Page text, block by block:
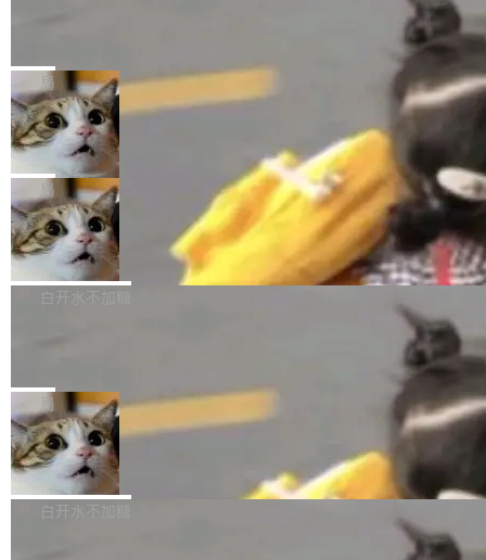
Harness 负责把能力落到真实环境中——调用工
具、读写文件、管理上下文、处理错误、完成闭
环。崔添翼招人的标...
理解、推理、生成与编辑，还仅以 8B-MoT 的轻
量大小，将能力推进到4K、更精细的真实质感、
更复杂的视觉控制和可持续迭代编辑。 相比 U
1，U1.5-Lite-Preview 在以下方向上带来了显著
提升： 原生支持4K图像生成； 更精细的局部纹
理、细节与真实世界质感； 更准确的中英文文字
生成与复杂版式组织； 更稳定的图...
nap。这次是 hwctl——一个用来检查 Ubuntu
硬件认证状态的命令行工具。 Canonical 工程师
Alan Griffiths 在邮件列表中说得很直白：「hwc
tl 是一个 Ubuntu 专有的包，它和它的依赖项都
是 Ubuntu 专有的，不会用在其他发行版上。」
所以 deb 版本的受众实际上为零。既然只有 Ub
untu 用户在用，那用 snap 打包就没什么可纠结
的。 从 deb 到 snap 的迁移路径 hwctl 是 rust-
hwlib 硬件 API 库的一部分，命令行工具负责查
局
Dario Amodei 担心新人来 Anthropic
只为金钱，不为使命
顶级 AI 研究员在两家公司之间来回跳，中间只
隔了几天。 Lilian Weng 上周刚宣布因健康原因
离开 Thinking Machines Lab，说自己作为联合
创始人的角色「太累了」。几天后，The Inform
ation 就曝出她将重回 OpenAI，负责递归自我
改进方向的研究。她是 Thinking Machines 过
一在人才争夺战中失血的公司。六月，Google
连失两员大将：Noam Shazeer 去了 Op...
局
FFmpeg 9.0 发布
FFmpeg 9.0 现已发布，包含多项改进。官方更
新日志列出的 9.0 版本主要更新内容如下： 扩
er HE-AAC 960 解码 (DAB+) transpose_cuda
filter 添加 AMF Frame Rate Converter (vf_frc
_amf) filter SMPTE 2094-50 元数据支持和直
通 ProRes RAW VideoToolbox 硬件加速器 AP
V ...
白开水不加糖
Code 在 X 上发帖：「DeepSeek Flash did 8T
tokens on August 1st. 5T of free usage + 3T
on OpenCode Go.」79.8 万次浏览，连带着 #
DeepSeek一天消耗了8万亿# 上了微博热搜——
注意这是 OpenCode 一家的消耗。 OpenCode
局
NetBSD 11.0 正式发布
NetBSD 11.0 现已正式发布，这是 NetBSD 操
作系统的第十八个主要版本。 自 NetBSD 10.1
白开水不加糖